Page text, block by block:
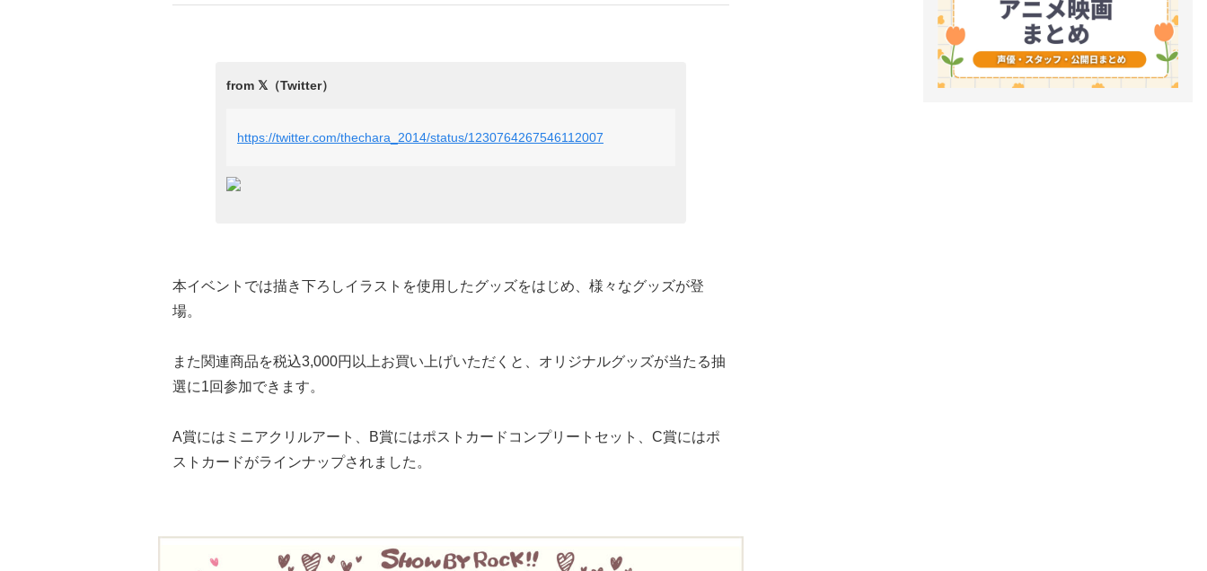
https://twitter.com/thechara_2014/status/1230764267546112007
本イベントでは描き下ろしイラストを使用したグッズをはじめ、様々なグッズが登
場。
また関連商品を税込3,000円以上お買い上げいただくと、オリジナルグッズが当たる抽
選に1回参加できます。
A賞にはミニアクリルアート、B賞にはポストカードコンプリートセット、C賞にはポ
ストカードがラインナップされました。